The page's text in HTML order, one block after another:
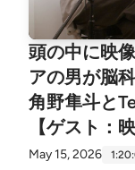
代オルタナテ
オルタナの定義
の現代オルタナ
ルチャー」と歴
の歴史について
dio』00:59:48
名発表
の表紙に写真が
頭の中に映
アの男が脳
角野隼斗と
【ゲスト：
May 15, 2026